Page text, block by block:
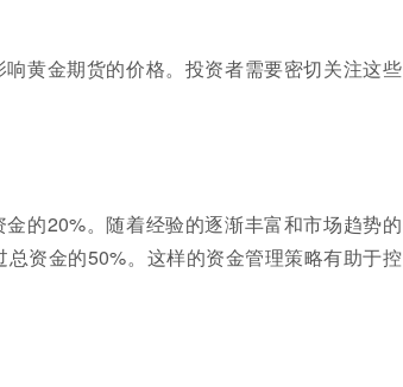
黄金期货的价格。投资者需要密切关注这些
的20%。随着经验的逐渐丰富和市场趋势的
资金的50%。这样的资金管理策略有助于控